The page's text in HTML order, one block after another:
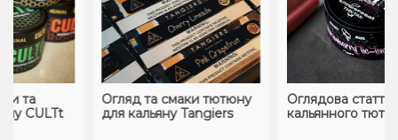
та
CULTt
Огляд та смаки тютюну
для кальяну Tangiers
Оглядова стаття з
кальянного